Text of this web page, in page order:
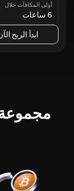
أولى المكافآت خلال
6 ساعات
ابدأ الربح